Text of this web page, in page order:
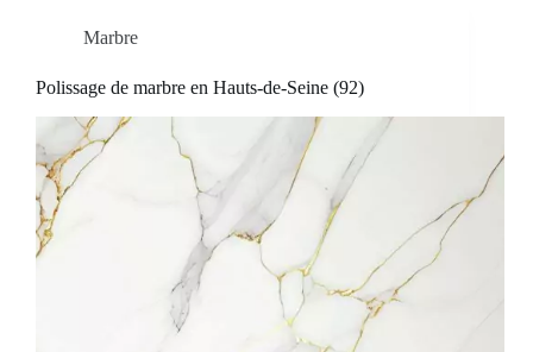
Marbre
Polissage de marbre en Hauts-de-Seine (92)